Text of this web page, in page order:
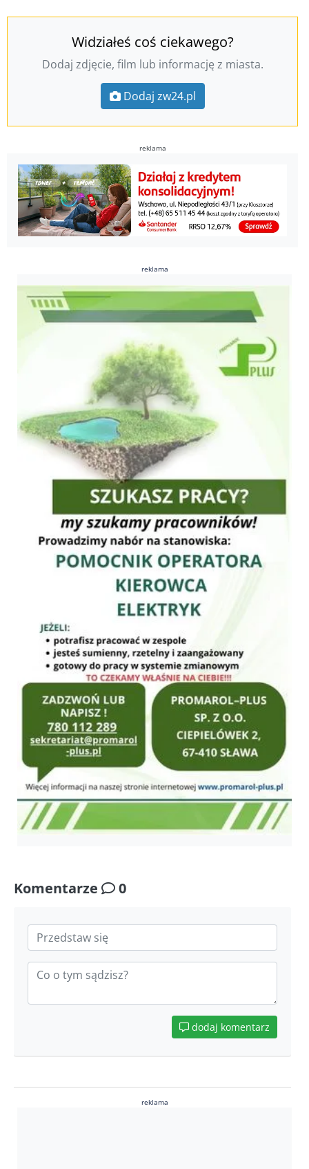
Widziałeś coś ciekawego?
Dodaj zdjęcie, film lub informację z miasta.
Dodaj zw24.pl
reklama
reklama
Komentarze 0
dodaj komentarz
reklama